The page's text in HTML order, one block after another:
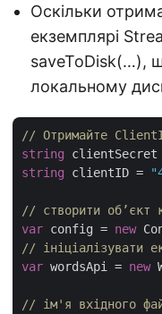
Оскільки
екземплярі
saveToDisk(…),
локальному
// Отримайте
string clientSecret
string clientID =
// створити об’єкт
var config = new
// ініціалізувати
var wordsApi = new
// ім'я вхідного